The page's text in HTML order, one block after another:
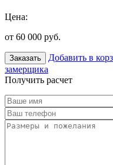
Цена:
от 60 000 руб.
Заказать Добавить в
замерщика
Получить расчет